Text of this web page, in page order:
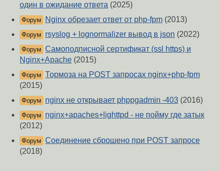
один в ожидание ответа (2025)
Форум Nginx обрезает ответ от php-fpm (2013)
Форум rsyslog + lognormalizer вывод в json (2022)
Форум Самоподписной сертификат (ssl https) и
Nginx+Apache (2015)
Форум Тормоза на POST запросах nginx+php-fpm
(2015)
Форум nginx не открывает phppgadmin -403 (2016)
Форум
nginx+apaches+lighttpd - не пойму где затык
(2012)
Форум Соединение сброшено при POST запросе
(2018)